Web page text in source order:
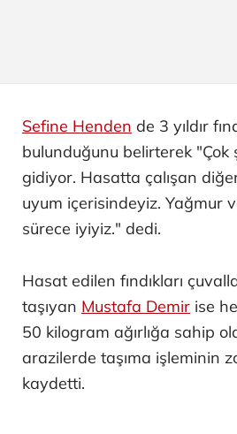
Sefine Henden de 3 yıldır
bulunduğunu belirterek "Çok
gidiyor. Hasatta çalışan
uyum içerisindeyiz. Yağmur
sürece iyiyiz." dedi.
Hasat edilen fındıkları
taşıyan Mustafa Demir ise
50 kilogram ağırlığa sahip
arazilerde taşıma işleminin
kaydetti.